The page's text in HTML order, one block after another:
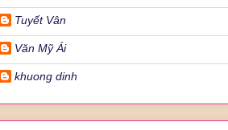
Tuyết Vân
Văn Mỹ Ái
khuong dinh